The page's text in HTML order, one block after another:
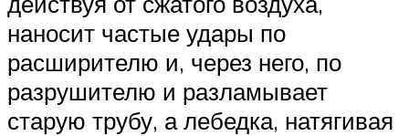
наносит частые удары по
расширителю и, через него, по
разрушителю и разламывает
старую трубу, а лебедка, натягивая